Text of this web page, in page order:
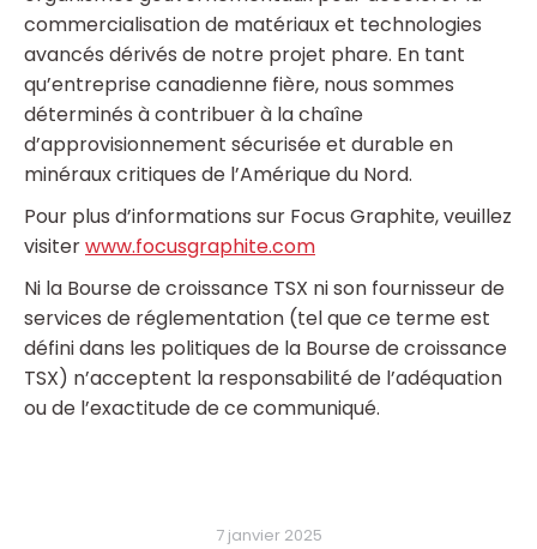
commercialisation de matériaux et technologies
avancés dérivés de notre projet phare. En tant
qu’entreprise canadienne fière, nous sommes
déterminés à contribuer à la chaîne
d’approvisionnement sécurisée et durable en
minéraux critiques de l’Amérique du Nord.
Pour plus d’informations sur Focus Graphite, veuillez
visiterwww.focusgraphite.com
Ni la Bourse de croissance TSX ni son fournisseur de
services de réglementation (tel que ce terme est
défini dans les politiques de la Bourse de croissance
TSX) n’acceptent la responsabilité de l’adéquation
ou de l’exactitude de ce communiqué.
7 janvier 2025